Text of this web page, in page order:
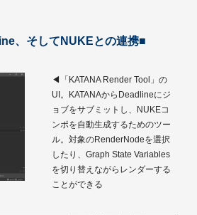
、そしてNUKEとの連携■
◀「KATANA Render Tool」の
UI。KATANAからDeadlineにジ
ョブをサブミットし、NUKEコ
ンポを自動生成するためのツー
ル。対象のRenderNodeを選択
したり、Graph State Variables
を切り替えながらレンダーする
ことができる